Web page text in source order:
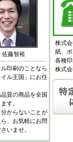
佐藤智裕
印刷のことなら
イル王国」にお任
質の商品を全国
す。
からないことが
、お気軽にお問
いませ。
株式
紙、
各種
株式